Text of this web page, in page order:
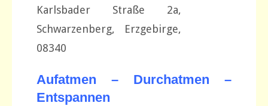
Karlsbader Straße 2a,
Schwarzenberg, Erzgebirge,
08340
Aufatmen – Durchatmen –
Entspannen